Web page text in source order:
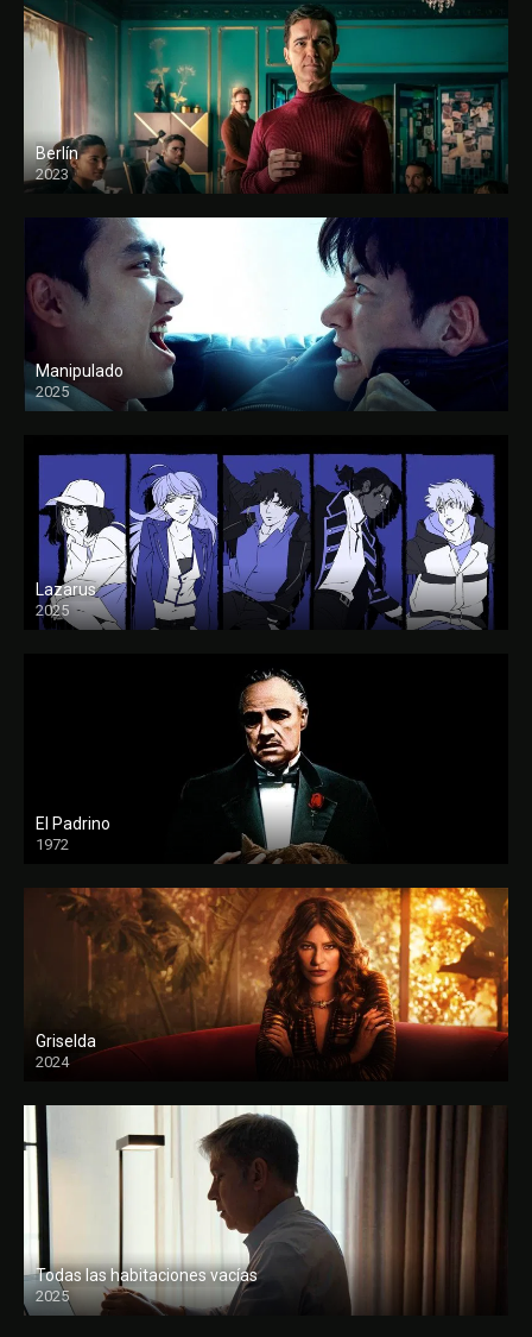
Berlín
2023
Manipulado
2025
Lazarus
2025
El Padrino
1972
FULL HD
Griselda
2024
Todas las habitaciones vacías
2025
FULL HD